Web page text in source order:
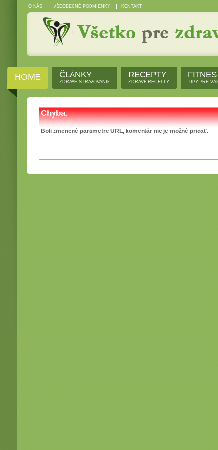
O NÁS VŠEOBECNÉ PODMIENKY KONTAKT
HOME ČLÁNKY
ZDRAVÉ STRAVOVANIE
RECEPTY
ZDRAVÉ RECEPTY
FITNES
TIPY PRE
Chyba:
Boli zmenené parametre URL, komentár nie je možné pridať.